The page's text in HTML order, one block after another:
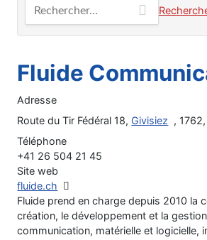
Fluide
Adresse
Route du Tir Fédéral 18,Givisiez , 1762,
Téléphone
+41 26 504 21 45
Site web
fluide.ch
Fluide prend en charge depuis 2010 la
création, le développement et la
communication, matérielle et logicielle,